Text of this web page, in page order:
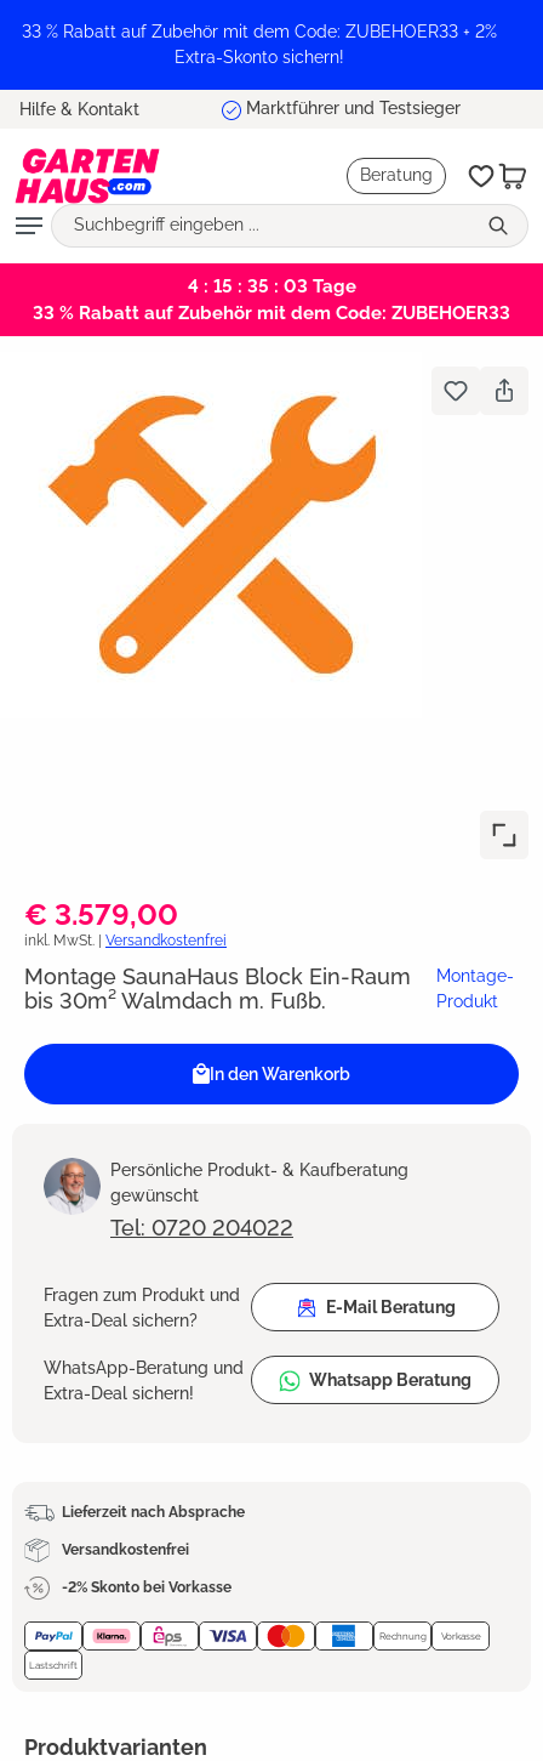
springen
33 % Rabatt auf Zubehör mit dem Code: ZUBEHOER33 + 2%
Extra-Skonto sichern!
Hilfe & Kontakt Marktführer und Testsieger
Beratung
4 : 15 : 35 : 02 Tage
33 % Rabatt auf Zubehör mit dem Code: ZUBEHOER33
€ 3.579,00
inkl. MwSt. | Versandkostenfrei
Montage SaunaHaus Block Ein-Raum
bis 30m² Walmdach m. Fußb.
Montage-
Produkt
In den Warenkorb
Persönliche Produkt- & Kaufberatung
gewünscht
Tel: 0720 204022
Fragen zum Produkt und
Extra-Deal sichern?
E-Mail Beratung
WhatsApp-Beratung und
Extra-Deal sichern!
Whatsapp Beratung
Lieferzeit nach Absprache
Versandkostenfrei
-2% Skonto bei Vorkasse
Rechnung Vorkasse
Lastschrift
Produktvarianten